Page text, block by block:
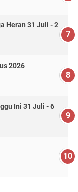
Heran 31 Juli - 2
2026
Ini 31 Juli - 6